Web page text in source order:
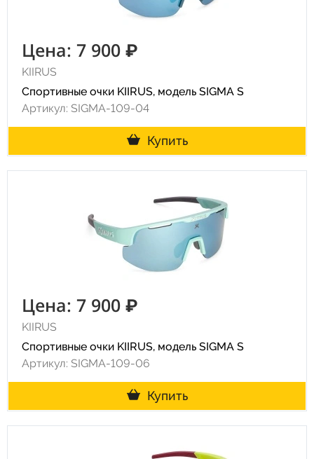
Цена: 7 900 ₽
KIIRUS
Спортивные очки KIIRUS, модель SIGMA S
Артикул: SIGMA-109-04
Купить
Цена: 7 900 ₽
KIIRUS
Спортивные очки KIIRUS, модель SIGMA S
Артикул: SIGMA-109-06
Купить